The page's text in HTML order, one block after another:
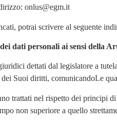
onlus@egm.it
potrai scrivere al seguente
dati personali ai sensi della
dettati dal legislatore a
Suoi diritti, comunicandoLe
trattati nel rispetto dei principi
non superiore a quello